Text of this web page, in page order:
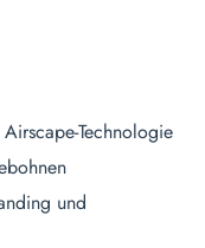
Technologie
und